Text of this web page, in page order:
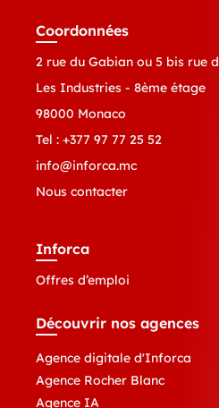
Coordonnées
2 rue du Gabian ou 5 bis rue
Les Industries - 8ème étage
98000 Monaco
Tel : +377 97 77 25 52
info@inforca.mc
Nous contacter
Inforca
Offres d’emploi
Découvrir nos agences
Agence digitale d'Inforca
Agence Rocher Blanc
Agence IA